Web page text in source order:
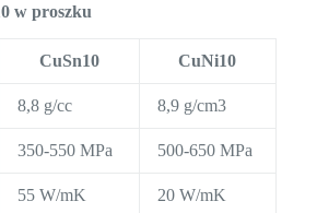
w proszku
CuSn10 CuNi10
8,8 g/cc 8,9 g/cm3
350-550 MPa 500-650 MPa
55 W/mK 20 W/mK